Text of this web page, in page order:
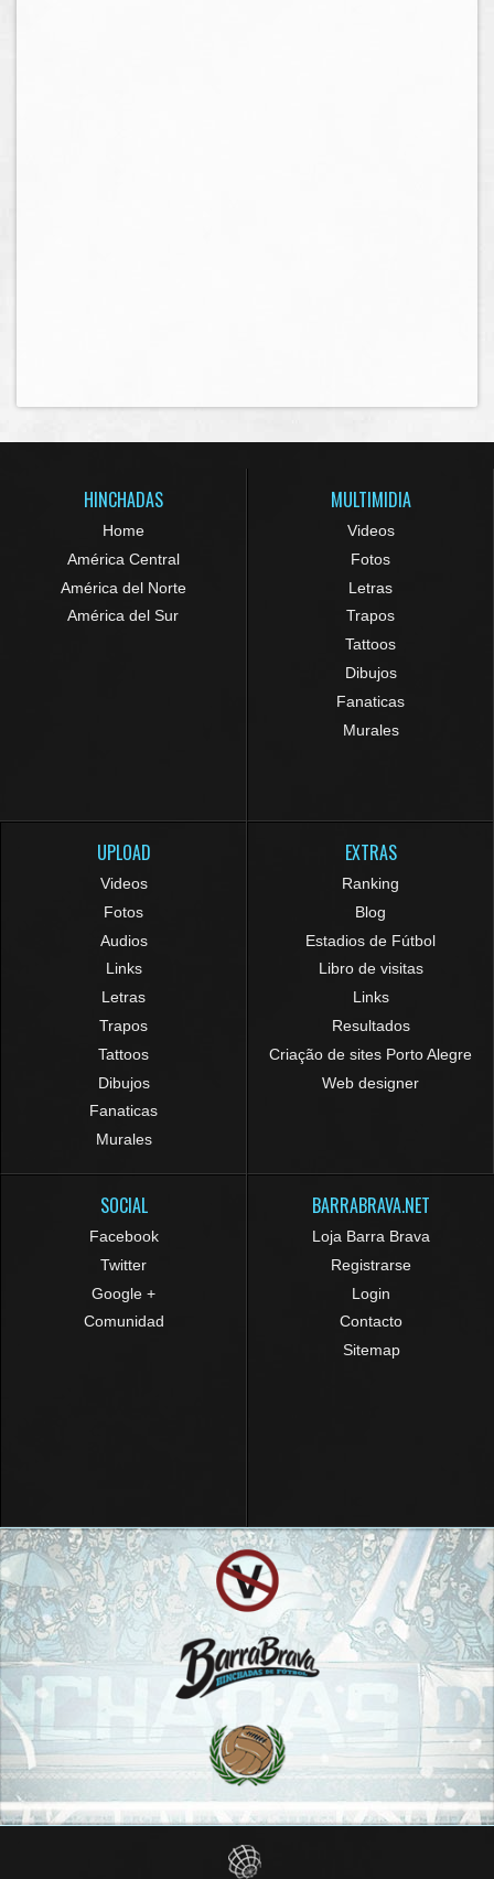
HINCHADAS
Home
América Central
América del Norte
América del Sur
MULTIMIDIA
Videos
Fotos
Letras
Trapos
Tattoos
Dibujos
Fanaticas
Murales
UPLOAD
Videos
Fotos
Audios
Links
Letras
Trapos
Tattoos
Dibujos
Fanaticas
Murales
EXTRAS
Ranking
Blog
Estadios de Fútbol
Libro de visitas
Links
Resultados
Criação de sites Porto Alegre
Web designer
SOCIAL
Facebook
Twitter
Google +
Comunidad
BARRABRAVA.NET
Loja Barra Brava
Registrarse
Login
Contacto
Sitemap